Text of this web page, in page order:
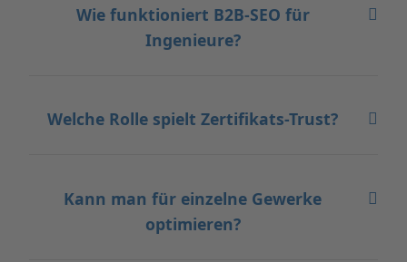
Wie funktioniert B2B-SEO für
Ingenieure?
Welche Rolle spielt Zertifikats-Trust?
Kann man für einzelne Gewerke
optimieren?